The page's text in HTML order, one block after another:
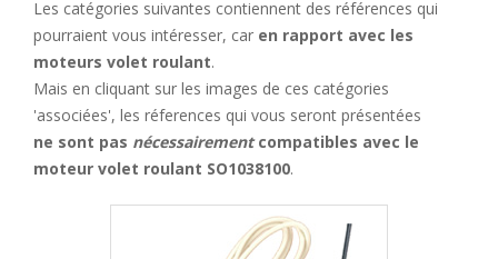
Les catégories suivantes contiennent des références qui
pourraient vous intéresser, car en rapport avec les
moteurs volet roulant.
Mais en cliquant sur les images de ces catégories
'associées', les réferences qui vous seront présentées
ne sont pas nécessairementcompatibles avec le
moteur volet roulant SO1038100.